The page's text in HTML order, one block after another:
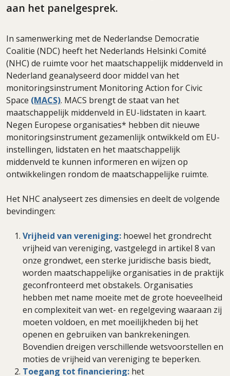
aan het panelgesprek.
In samenwerking met de Nederlandse Democratie
Coalitie (NDC) heeft het Nederlands Helsinki Comité
(NHC) de ruimte voor het maatschappelijk middenveld in
Nederland geanalyseerd door middel van het
monitoringsinstrument Monitoring Action for Civic
Space (MACS). MACS brengt de staat van het
maatschappelijk middenveld in EU-lidstaten in kaart.
Negen Europese organisaties* hebben dit nieuwe
monitoringsinstrument gezamenlijk ontwikkeld om EU-
instellingen, lidstaten en het maatschappelijk
middenveld te kunnen informeren en wijzen op
ontwikkelingen rondom de maatschappelijke ruimte.
Het NHC analyseert zes dimensies en deelt de volgende
bevindingen:
Vrijheid van vereniging: hoewel het grondrecht
vrijheid van vereniging, vastgelegd in artikel 8 van
onze grondwet, een sterke juridische basis biedt,
worden maatschappelijke organisaties in de praktijk
geconfronteerd met obstakels. Organisaties
hebben met name moeite met de grote hoeveelheid
en complexiteit van wet- en regelgeving waaraan zij
moeten voldoen, en met moeilijkheden bij het
openen en gebruiken van bankrekeningen.
Bovendien dreigen verschillende wetsvoorstellen en
moties de vrijheid van vereniging te beperken.
Toegang tot financiering: het